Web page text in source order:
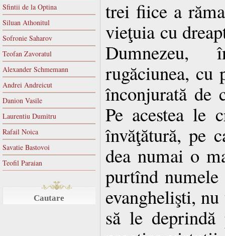
Sfintii de la Optina
Siluan Athonitul
Sofronie Saharov
Teofan Zavoratul
Alexander Schmemann
Andrei Andreicut
Danion Vasile
Laurentiu Dumitru
Rafail Noica
Savatie Bastovoi
Teofil Paraian
Cautare
trei fiice a
vieţuia cu
Dumnezeu,
rugăciunea, cu
înconjurată de
Pe acestea le
învăţătură, pe
dea numai o
purtînd
evanghelişti,
să le